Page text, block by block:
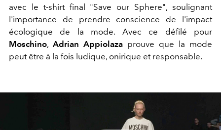
avec le t-shirt final "Save our Sphere", soulignant
l'importance de prendre conscience de l'impact
écologique de la mode. Avec ce défilé pour
Moschino, Adrian Appiolaza prouve que la mode
peut être à la fois ludique, onirique et responsable.